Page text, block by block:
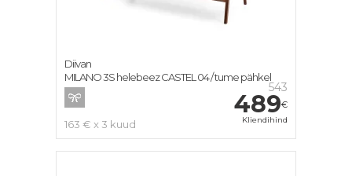
543
489€
Kliendihind
163 € x 3 kuud
Diivan
MILANO 3S helebeez CASTEL 04 / tume pähkel